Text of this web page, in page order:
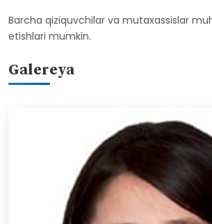
Barcha qiziquvchilar va mutaxassislar
etishlari mumkin.
Galereya